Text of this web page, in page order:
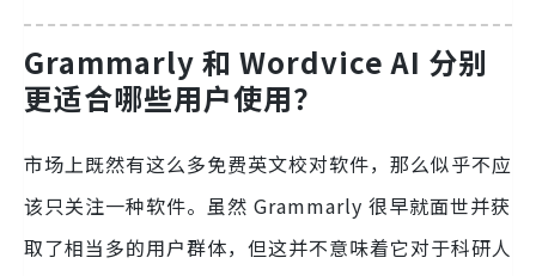
Grammarly 和 Wordvice AI 分别
更适合哪些用户使用？
市场上既然有这么多免费英文校对软件，那么似乎不应
该只关注一种软件。虽然 Grammarly 很早就面世并获
取了相当多的用户群体，但这并不意味着它对于科研人